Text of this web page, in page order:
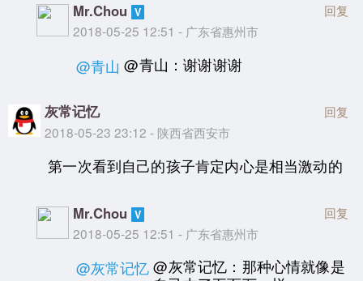
Mr.Chou
2018-05-25 12:51 - 广东省惠州市
回复
@青山 @青山：谢谢谢谢
灰常记忆
2018-05-23 23:12 - 陕西省西安市
回复
第一次看到自己的孩子肯定内心是相当激动的
Mr.Chou
2018-05-25 12:51 - 广东省惠州市
回复
@灰常记忆 @灰常记忆：那种心情就像是